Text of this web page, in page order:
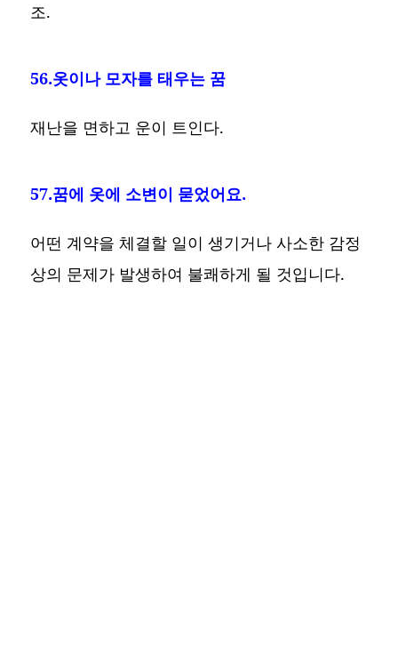
조.
56.옷이나 모자를 태우는 꿈
재난을 면하고 운이 트인다.
57.꿈에 옷에 소변이 묻었어요.
어떤 계약을 체결할 일이 생기거나 사소한 감정
상의 문제가 발생하여 불쾌하게 될 것입니다.